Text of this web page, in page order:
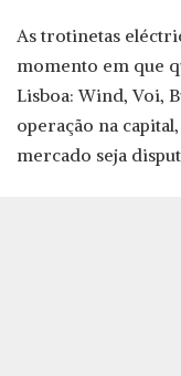
As trotinetas
momento em que
Lisboa: Wind, Voi,
operação na
mercado seja